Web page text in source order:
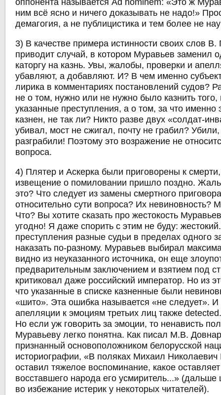
оппонента называется Ad hominem: «Это ж
ним всё ясно и ничего доказывать не надо!»
демагогия, а не публицистика и тем более не
3) В качестве примера истинности своих слов В.
приводит случай, в котором Муравьев заменил
каторгу на казнь. Увы, жалобы, проверки и
убавляют, а добавляют. И? В чем именно
лирика в комментариях постановлений судов?
не о том, нужно или не нужно было казнить
указанные преступления, а о том, за что именно
казнен, не так ли? Никто разве двух «солдат-
убивал, мост не сжигал, почту не грабил?
разграбили! Поэтому это возражение не
вопроса.
4) Плятер и Аскерка были приговорены к
извещение о помиловании пришло поздно.
это? Что следует из замены смертного
относительно сути вопроса? Их невиновность?
Что? Вы хотите сказать про жестокость
угодно! Я даже спорить с этим не буду:
преступления разные судьи в пределах одного
наказать по-разному. Муравьев выбирал
видно из неуказанного источника, он еще
предварительным заключением и взятием под
критиковал даже российский император. Но из
что указанные в списке казненные были
«шито». Эта ошибка называется «не следует». И
апелляции к эмоциям третьих лиц также
Но если уж говорить за эмоции, то ненависть
Муравьеву легко понятна. Как писал М.В.
признанный основоположником белорусской
историографии,«В поляках Михаил Николаевич
оставил тяжелое воспоминание, какое
восставшего народа его усмиритель...» (дальше
во избежание истерик у некоторых читателей).